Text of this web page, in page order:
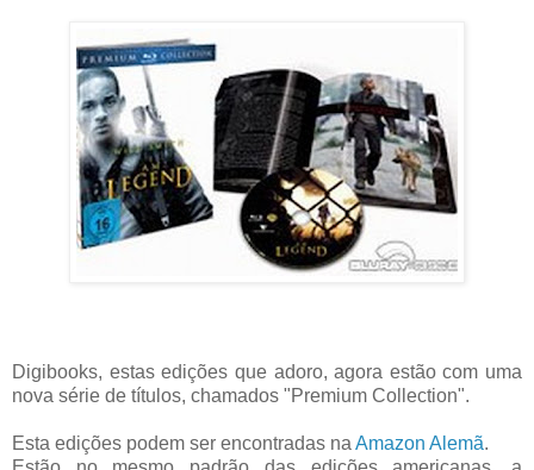
Digibooks, estas edições que adoro, agora estão com uma
nova série de títulos, chamados "Premium Collection".
Esta edições podem ser encontradas na Amazon Alemã.